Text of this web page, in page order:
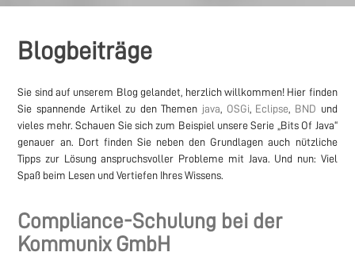
Blogbeiträge
Sie sind auf unserem Blog gelandet, herzlich willkommen! Hier finden
Sie spannende Artikel zu den Themen java OSGi Eclipse BND und
vieles mehr. Schauen Sie sich zum Beispiel unsere Serie „Bits Of Java“
genauer an. Dort finden Sie neben den Grundlagen auch nützliche
Tipps zur Lösung anspruchsvoller Probleme mit Java. Und nun: Viel
Spaß beim Lesen und Vertiefen Ihres Wissens.
Compliance-Schulung bei der
Kommunix GmbH